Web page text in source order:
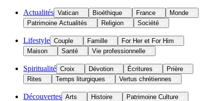
Actualités Vatican Bioéthique France
Monde
Patrimoine Actualités
Religion Société
Lifestyle Couple Famille
For Her et For Him
Maison
Santé Vie professionnelle
Spiritualité Croix Dévotion Écritures
Prière
Rites
Temps liturgiques Vertus chrétiennes
Découvertes Arts Histoire
Patrimoine Culture